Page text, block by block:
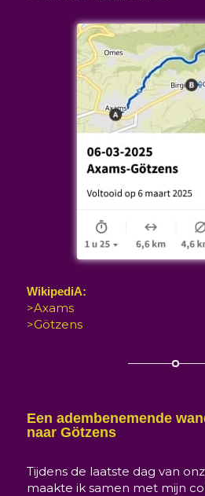
WikipediA:
>Axams
>Götzens
Een adembenemende
naar Götzens
Tijdens de laatste dag van
maakte ik samen met mijn